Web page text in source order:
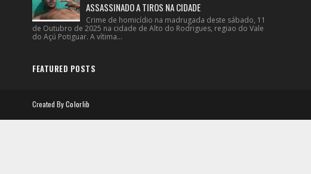
ASSASSINADO A TIROS NA CIDADE
Crime de homicídio na madrugada deste sábado, 11
de Outubro de 2025 na cidade de Alto do Rodrigues, regiao do Vale
do Açú Potiguar. A vítima...
FEATURED POSTS
Created ByColorlib